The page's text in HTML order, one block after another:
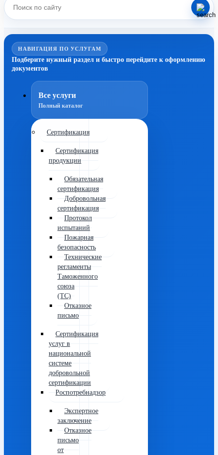
НАВИГАЦИЯ ПО УСЛУГАМ
Подберите нужный раздел и быстро перейдите к оформлению
документов
Все услуги
Полный каталог
Сертификация
Сертификация
продукции
Обязательная
сертификация
Добровольная
сертификация
Протокол
испытаний
Пожарная
безопасность
Технические
регламенты
Таможенного
союза
(ТС)
Отказное
письмо
Сертификация
услуг в
национальной
системе
добровольной
сертификации
Роспотребнадзор
Экспертное
заключение
Отказное
письмо
от